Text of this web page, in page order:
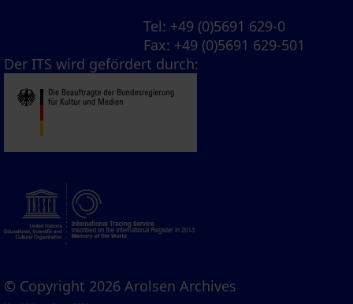
Tel: +49 (0)5691 629-0
Fax: +49 (0)5691 629-501
Der ITS wird gefördert durch:
© Copyright 2026 Arolsen Archives